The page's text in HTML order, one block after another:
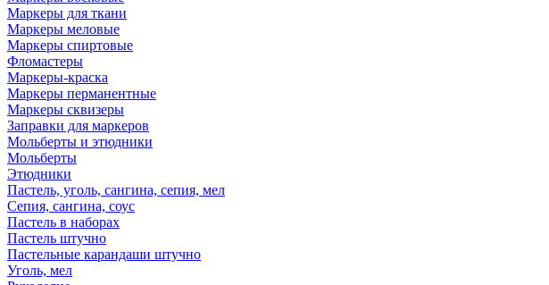
Маркеры для ткани
Маркеры меловые
Маркеры спиртовые
Фломастеры
Маркеры-краска
Маркеры перманентные
Маркеры сквизеры
Заправки для маркеров
Мольберты и этюдники
Мольберты
Этюдники
Пастель, уголь, сангина, сепия, мел
Сепия, сангина, соус
Пастель в наборах
Пастель штучно
Пастельные карандаши штучно
Уголь, мел